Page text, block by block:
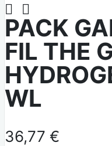
 
PACK
FIL THE
WL
36,77 €